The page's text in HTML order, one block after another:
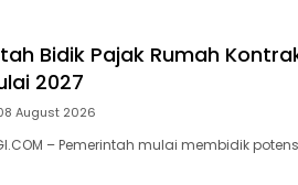
Bidik Pajak Rumah
2027
August 2026
– Pemerintah mulai membidik